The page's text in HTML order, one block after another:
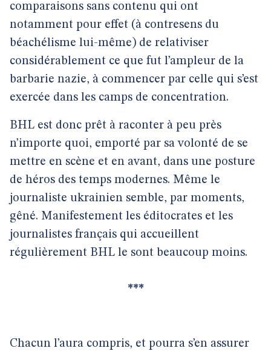
comparaisons sans contenu qui ont
notamment pour effet (à contresens du
béachélisme lui-même) de relativiser
considérablement ce que fut l’ampleur de la
barbarie nazie, à commencer par celle qui s’est
exercée dans les camps de concentration.
BHL est donc prêt à raconter à peu près
n’importe quoi, emporté par sa volonté de se
mettre en scène et en avant, dans une posture
de héros des temps modernes. Même le
journaliste ukrainien semble, par moments,
gêné. Manifestement les éditocrates et les
journalistes français qui accueillent
régulièrement BHL le sont beaucoup moins.
***
Chacun l’aura compris, et pourra s’en assurer